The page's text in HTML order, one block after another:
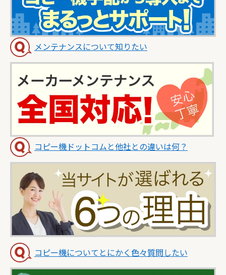
メンテナンスについて知りたい
コピー機ドットコムと他社との違いは何？
コピー機についてとにかく色々質問したい